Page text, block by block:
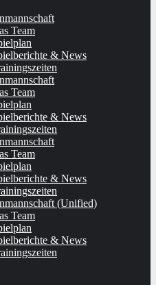
Team
& News
Team
& News
Team
& News
(Unified)
Team
& News